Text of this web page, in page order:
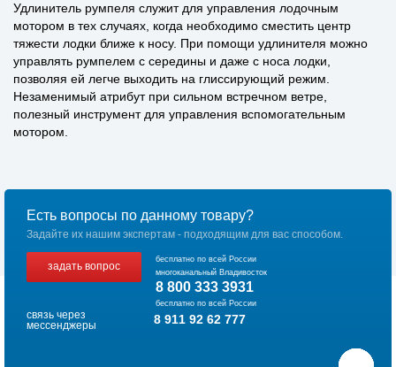
Удлинитель румпеля служит для управления лодочным
мотором в тех случаях, когда необходимо сместить центр
тяжести лодки ближе к носу. При помощи удлинителя можно
управлять румпелем с середины и даже с носа лодки,
позволяя ей легче выходить на глиссирующий режим.
Незаменимый атрибут при сильном встречном ветре,
полезный инструмент для управления вспомогательным
мотором.
Есть вопросы по данному товару?
Задайте их нашим экспертам - подходящим для вас способом.
задать вопрос
бесплатно по всей России
многоканальный Владивосток
8 800 333 3931
бесплатно по всей России
связь через
мессенджеры
8 911 92 62 777